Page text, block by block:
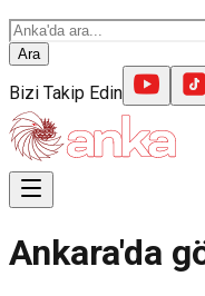
Ara
Bizi Takip Edin
Ankara'da